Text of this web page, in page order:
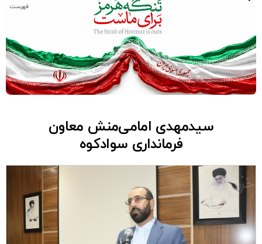
فهرست
سیدمهدی امامی‌منش معاون
فرمانداری سوادکوه